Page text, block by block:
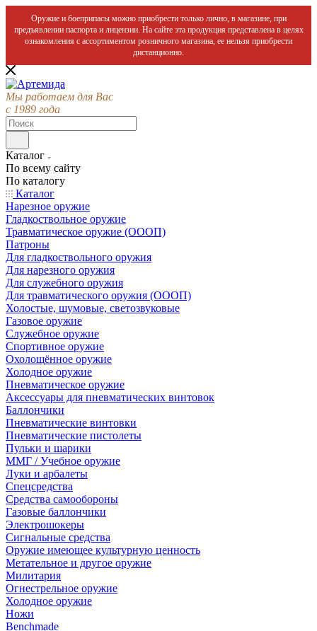
Оружие и боеприпасы можно приобрести только лично, в магазине, при
предъявлении паспорта и лицензии. На сайте эта продукция представлена в целях
ознакомления с ассортиментом розничного магазина, ее нельзя приобрести
дистанционно.
Мы работаем для Вас
с 1989 года
Каталог
По всему сайту
По каталогу
Каталог
Нарезное оружие
Гладкоствольное оружие
Травматическое оружие (ОООП)
Патроны
Для гладкоствольного оружия
Для нарезного оружия
Для служебного оружия
Для травматического оружия (ОООП)
Холостые, шумовые, светозвуковые
Газовое оружие
Служебное оружие
Спортивное оружие
Охолощённое оружие
Холодное оружие
Пневматическое оружие
Аксессуары для пневматических винтовок
Баллончики
Пневматические винтовки
Пневматические пистолеты
Пульки и шарики
ММГ / Учебное оружие
Луки и арбалеты
Спецсредства
Средства самообороны
Газовые баллончики
Электрошокеры
Сигнальные средства
Оружие имеющее культурную ценность
Метательное и другое оружие
Милитария
Огнестрельное оружие
Холодное оружие
Ножи
Benchmade